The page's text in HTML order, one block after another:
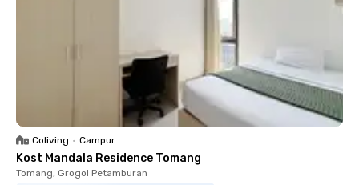
Coliving • Campur
Kost Mandala Residence Tomang
Tomang, Grogol Petamburan